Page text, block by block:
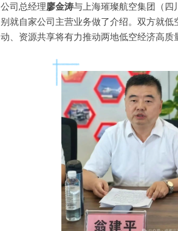
公司总经理廖金涛与上海璀璨航空集团（四
别就自家公司主营业务做了介绍。双方就
动、资源共享将有力推动两地低空经济高质